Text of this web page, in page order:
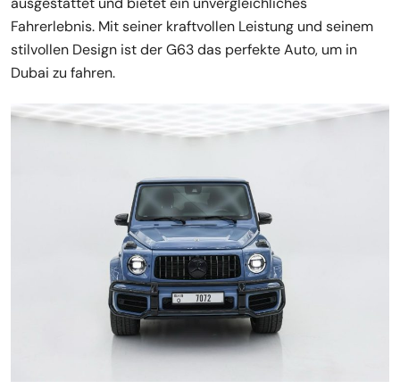
Fahrerlebnis. Mit seiner kraftvollen Leistung und seinem
stilvollen Design ist der G63 das perfekte Auto, um in
Dubai zu fahren.